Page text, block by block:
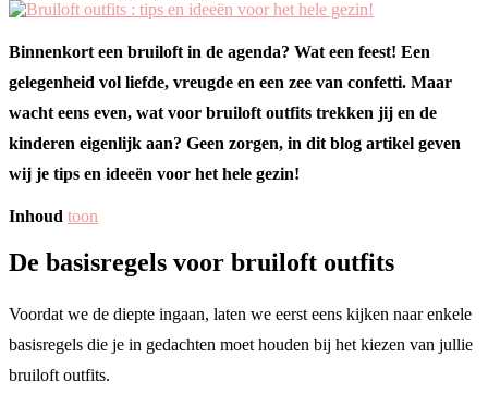
Binnenkort een bruiloft in de agenda? Wat een feest! Een
gelegenheid vol liefde, vreugde en een zee van confetti. Maar
wacht eens even, wat voor bruiloft outfits trekken jij en de
kinderen eigenlijk aan? Geen zorgen, in dit blog artikel geven
wij je tips en ideeën voor het hele gezin!
Inhoud toon
De basisregels voor bruiloft outfits
Voordat we de diepte ingaan, laten we eerst eens kijken naar enkele
basisregels die je in gedachten moet houden bij het kiezen van jullie
bruiloft outfits.